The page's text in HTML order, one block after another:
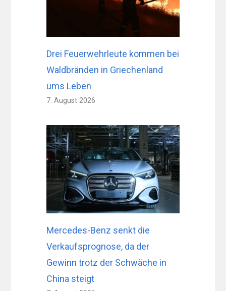
Drei Feuerwehrleute kommen bei
Waldbränden in Griechenland
ums Leben
7. August 2026
Mercedes-Benz senkt die
Verkaufsprognose, da der
Gewinn trotz der Schwäche in
China steigt